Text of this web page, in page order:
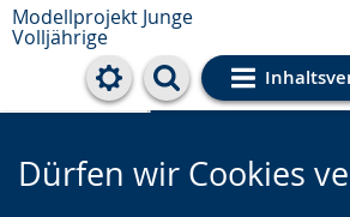
Modellprojekt Junge
Volljährige
Cookie-
Dürfen wir Cookies